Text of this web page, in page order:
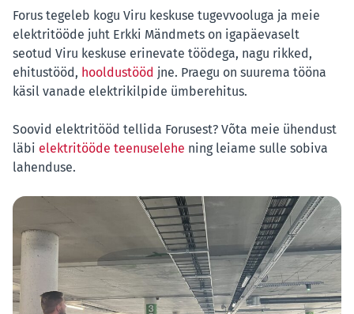
Forus tegeleb kogu Viru keskuse tugevvooluga ja meie
elektritööde juht Erkki Mändmets on igapäevaselt
seotud Viru keskuse erinevate töödega, nagu rikked,
ehitustööd, hooldustööd jne. Praegu on suurema tööna
käsil vanade elektrikilpide ümberehitus.
Soovid elektritööd tellida Forusest? Võta meie ühendust
läbi elektritööde teenuselehe ning leiame sulle sobiva
lahenduse.